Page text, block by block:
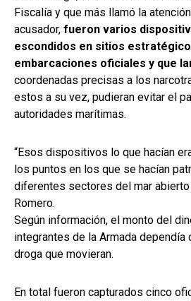
Fiscalía y que más llamó la
acusador, fueron varios
escondidos en sitios
embarcaciones oficiales y que
coordenadas precisas a los
estos a su vez, pudieran evitar el
autoridades marítimas.
“Esos dispositivos lo que hacían
los puntos en los que se hacían
diferentes sectores del mar abierto
Romero.
Según información, el monto del
integrantes de la Armada dependía
droga que movieran.
En total fueron capturados cinco